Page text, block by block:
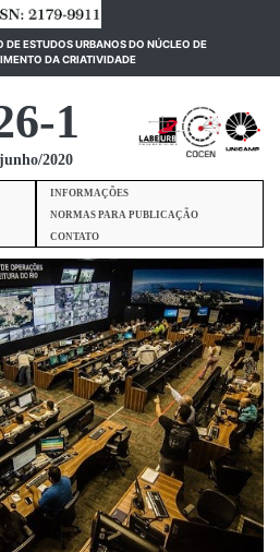
DE ESTUDOS URBANOS DO NÚCLEO DE
DA CRIATIVIDADE(current)
1
junho/2020
INFORMAÇÕES
NORMAS PARA PUBLICAÇÃO
CONTATO